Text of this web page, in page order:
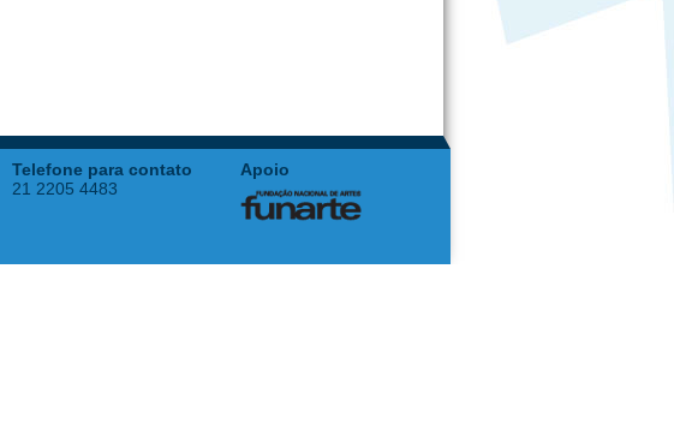
Telefone para contato
21 2205 4483
Apoio